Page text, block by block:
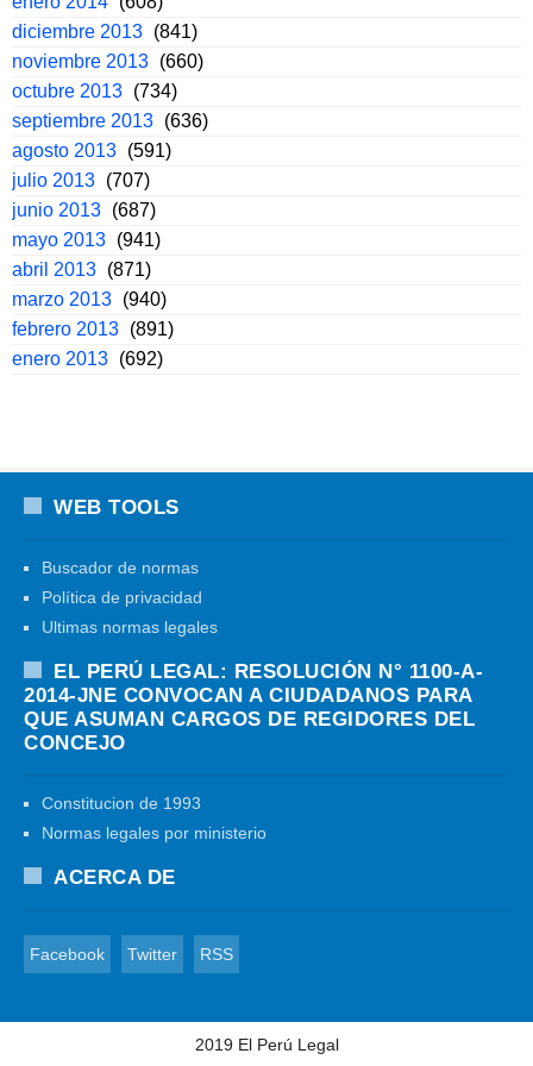
diciembre 2013 (841)
noviembre 2013 (660)
octubre 2013 (734)
septiembre 2013 (636)
agosto 2013 (591)
julio 2013 (707)
junio 2013 (687)
mayo 2013 (941)
abril 2013 (871)
marzo 2013 (940)
febrero 2013 (891)
enero 2013 (692)
WEB TOOLS
Buscador de normas
Política de privacidad
Ultimas normas legales
EL PERÚ LEGAL: RESOLUCIÓN N° 1100-A-
2014-JNE CONVOCAN A CIUDADANOS PARA
QUE ASUMAN CARGOS DE REGIDORES DEL
CONCEJO
Constitucion de 1993
Normas legales por ministerio
ACERCA DE
Facebook Twitter RSS
2019 El Perú Legal